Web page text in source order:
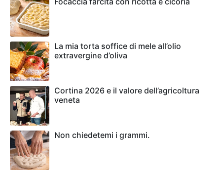
La mia torta soffice di mele all’olio
extravergine d’oliva
Cortina 2026 e il valore dell’agricoltura
veneta
Non chiedetemi i grammi.